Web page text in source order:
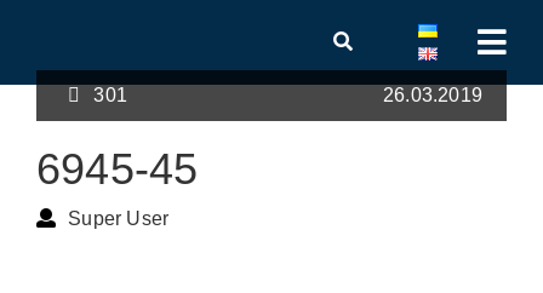
301 26.03.2019
6945-45
Super User